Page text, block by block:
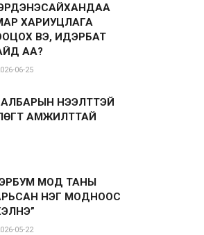
ХАРИУЦЛАГА
ВЭ, ИДЭРБАТ
АА?
06-25
НЭЭЛТТЭЙ
АМЖИЛТТАЙ
МОД ТАНЫ
НЭГ МОДНООС
05-22